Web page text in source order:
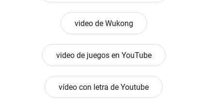
video de Wukong
video de juegos en YouTube
vídeo con letra de Youtube